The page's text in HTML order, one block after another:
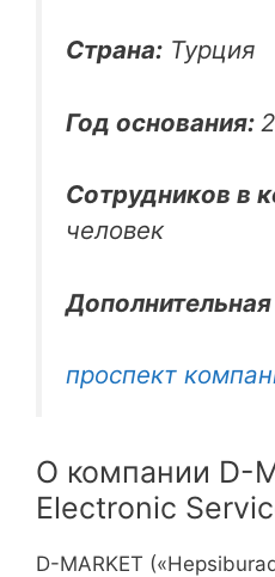
Страна: Турция
Год основания:
Сотрудников в
человек
проспект
О компании D-
Electronic
D-MARKET